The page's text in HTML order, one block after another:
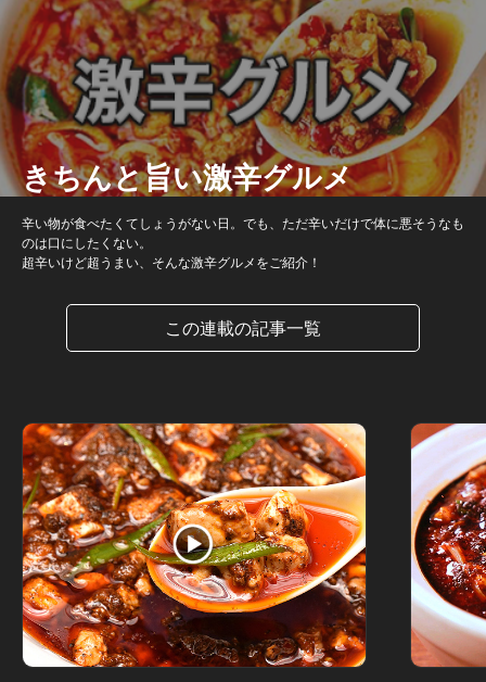
きちんと旨い激辛グルメ
辛い物が食べたくてしょうがない日。でも、ただ辛いだけで体に悪そうなも
のは口にしたくない。
超辛いけど超うまい、そんな激辛グルメをご紹介！
この連載の記事一覧